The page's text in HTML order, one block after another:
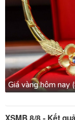
Giá vàng hôm nay